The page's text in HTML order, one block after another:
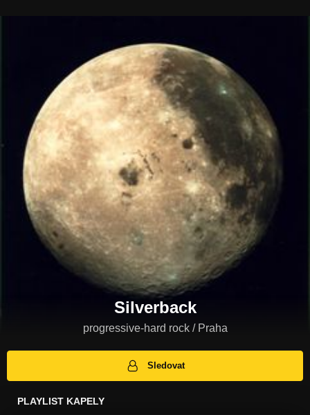
Silverback
progressive-hard rock / Praha
Sledovat
PLAYLIST KAPELY